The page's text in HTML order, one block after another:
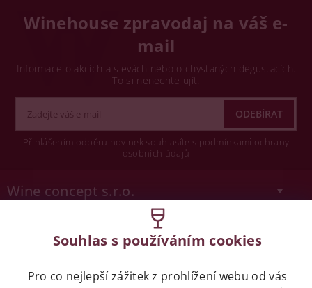
Winehouse zpravodaj na váš e-
mail
Informace o akcích a slevách nebo o chystaných degustacích.
To si nenechte ujít.
Přihlášením odběru novinek souhlasíte s podmínkami ochrany
osobních údajů
Wine concept s.r.o.
mladších 18 let.
Souhlas s používáním cookies
Pro co nejlepší zážitek z prohlížení webu od vás